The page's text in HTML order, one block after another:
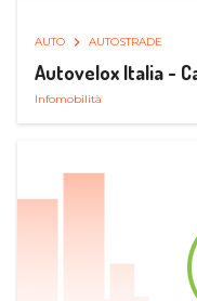
AUTO AUTOSTRADE
Autovelox Italia -
Infomobilità